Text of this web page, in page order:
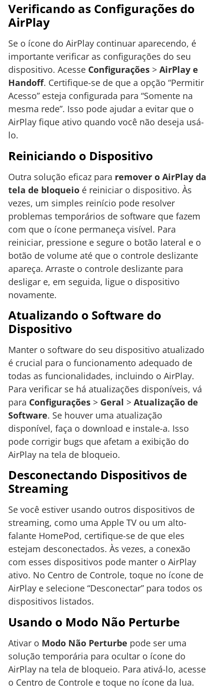
Verificando as Configurações do
AirPlay
Se o ícone do AirPlay continuar aparecendo, é
importante verificar as configurações do seu
dispositivo. Acesse Configurações > AirPlay e
Handoff. Certifique-se de que a opção “Permitir
Acesso” esteja configurada para “Somente na
mesma rede”. Isso pode ajudar a evitar que o
AirPlay fique ativo quando você não deseja usá-
lo.
Reiniciando o Dispositivo
Outra solução eficaz para remover o AirPlay da
tela de bloqueio é reiniciar o dispositivo. Às
vezes, um simples reinício pode resolver
problemas temporários de software que fazem
com que o ícone permaneça visível. Para
reiniciar, pressione e segure o botão lateral e o
botão de volume até que o controle deslizante
apareça. Arraste o controle deslizante para
desligar e, em seguida, ligue o dispositivo
novamente.
Atualizando o Software do
Dispositivo
Manter o software do seu dispositivo atualizado
é crucial para o funcionamento adequado de
todas as funcionalidades, incluindo o AirPlay.
Para verificar se há atualizações disponíveis, vá
para Configurações > Geral > Atualização de
Software. Se houver uma atualização
disponível, faça o download e instale-a. Isso
pode corrigir bugs que afetam a exibição do
AirPlay na tela de bloqueio.
Desconectando Dispositivos de
Streaming
Se você estiver usando outros dispositivos de
streaming, como uma Apple TV ou um alto-
falante HomePod, certifique-se de que eles
estejam desconectados. Às vezes, a conexão
com esses dispositivos pode manter o AirPlay
ativo. No Centro de Controle, toque no ícone de
AirPlay e selecione “Desconectar” para todos os
dispositivos listados.
Usando o Modo Não Perturbe
Ativar o Modo Não Perturbe pode ser uma
solução temporária para ocultar o ícone do
AirPlay na tela de bloqueio. Para ativá-lo, acesse
o Centro de Controle e toque no ícone da lua.